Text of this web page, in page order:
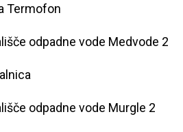
Termofon
odpadne vode Medvode 2
odpadne vode Murgle 2